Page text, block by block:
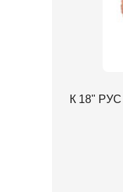
К 18"